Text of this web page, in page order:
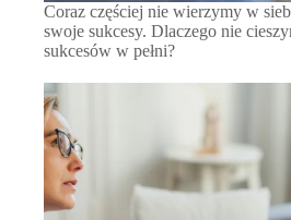
Coraz częściej nie wierzymy w
swoje sukcesy. Dlaczego nie
sukcesów w pełni?